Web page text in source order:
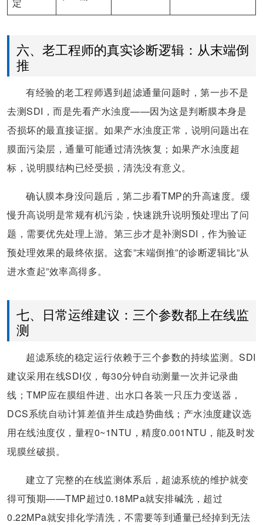
六、老工程师的真实诊断逻辑：从末端倒
推
有经验的老工程师遇到超滤通量问题时，第一步不是
去测SDI，而是先看产水浊度——因为这是判断膜本身是
否损坏的最直接证据。如果产水浊度正常，说明问题出在
膜面污染层，通量可能通过清洗恢复；如果产水浊度超
标，说明膜结构已经受损，清洗没有意义。
确认膜本身没问题后，第二步看TMP的升高速度。缓
慢升高说明是常规有机污染，快速跳升说明预处理出了问
题，需要优先处理上游。第三步才是补测SDI，作为验证
预处理效果的最终依据。这套”末端倒推”的诊断逻辑比”从
进水查起”效率高得多。
七、日常运维建议：三个参数都上在线监
测
超滤系统的稳定运行依赖于三个参数的持续监测。SDI
建议采用在线SDI仪，每30分钟自动测量一次并记录曲
线；TMP应在膜组件进、出水口各装一只压力变送器，
DCS系统自动计算差值并生成趋势曲线；产水浊度建议选
用在线浊度仪，量程0~1NTU，精度0.001NTU，能及时发
现膜丝破损。
建立了完整的在线监测体系后，超滤系统的维护就变
得可预期——TMP超过0.18MPa就安排碱洗，超过
0.22MPa就安排化学清洗，不需要等到通量已经掉到无法